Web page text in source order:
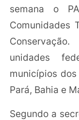
semana o
Comunidades
unidades
municípios
Pará, Bahia e
Segundo a